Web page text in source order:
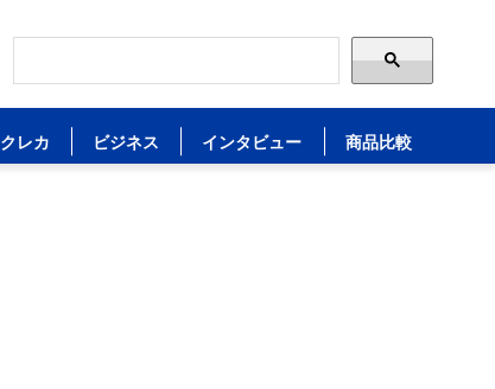
クレカ ビジネス インタビュー 商品比較